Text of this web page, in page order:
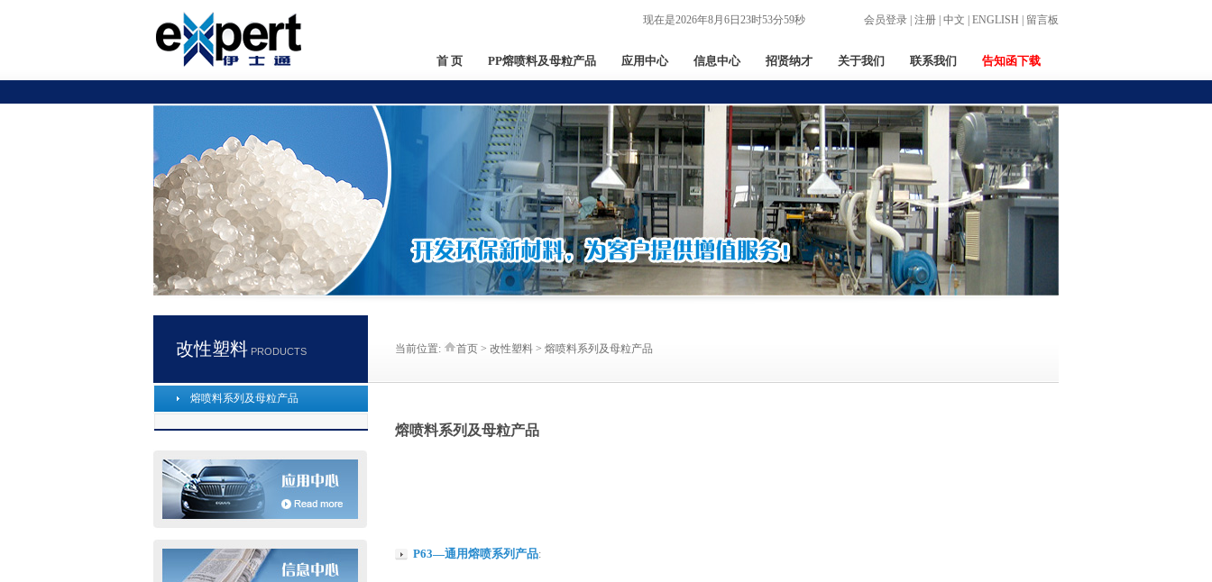
现在是2026年8月6日23时53分59秒 会员登录 注册 中文 ENGLISH 留言板
首 页 PP熔喷料及母粒产品 应用中心 信息中心 招贤纳才 关于我们 联系我们 告知函下载
改性塑料 PRODUCTS
熔喷料系列及母粒产品
当前位置: 首页 > 改性塑料 > 熔喷料系列及母粒产品
熔喷料系列及母粒产品
P63—通用熔喷系列产品: